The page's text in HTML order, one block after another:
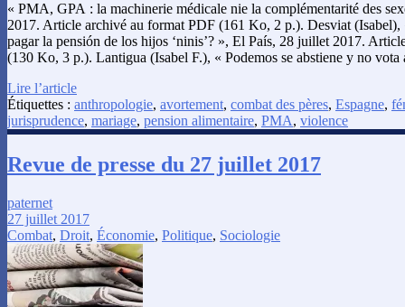
« PMA, GPA : la machinerie médicale nie la complémentarité des
2017. Article archivé au format PDF (161 Ko, 2 p.). Desviat (Isabel),
pagar la pensión de los hijos ‘ninis’? », El País, 28 juillet 2017.
(130 Ko, 3 p.). Lantigua (Isabel F.), « Podemos se abstiene y no
Lire l’article
Étiquettes : anthropologie, avortement, combat des pères, Espagne,
jurisprudence, mariage, pension alimentaire, PMA, violence
Revue de presse du 27 juillet 2017
paternet
27 juillet 2017
Combat, Droit, Économie, Politique, Sociologie